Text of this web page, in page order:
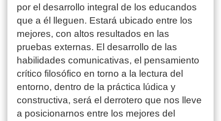
por el desarrollo integral de los educandos
que a él lleguen. Estará ubicado entre los
mejores, con altos resultados en las
pruebas externas. El desarrollo de las
habilidades comunicativas, el pensamiento
crítico filosófico en torno a la lectura del
entorno, dentro de la práctica lúdica y
constructiva, será el derrotero que nos lleve
a posicionarnos entre los mejores del